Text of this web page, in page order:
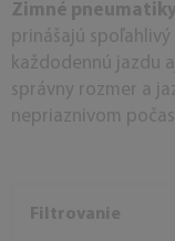
Zimné pneumatiky
prinášajú
každodennú jazdu
správny rozmer a
nepriaznivom
Filtrovanie